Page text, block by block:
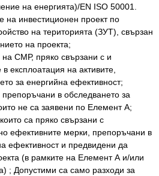
на енергията)/EN ISO 50001.
на инвестиционен проект по
на територията (ЗУТ), свързан
на проекта;
СМР, пряко свързани с и
експлоатация на активите,
за енергийна ефективност;
в обследването за
не са заявени по Елемент А;
са пряко свързани с
ефективните мерки, препоръчани в
ефективност и предвидени да
(в рамките на Елемент А и/или
; Допустими са само разходи за